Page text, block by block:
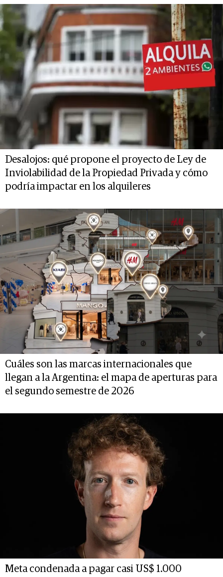
Desalojos: qué propone el proyecto de Ley de
Inviolabilidad de la Propiedad Privada y cómo
podría impactar en los alquileres
Cuáles son las marcas internacionales que
llegan a la Argentina: el mapa de aperturas para
el segundo semestre de 2026
Meta condenada a pagar casi US$ 1.000